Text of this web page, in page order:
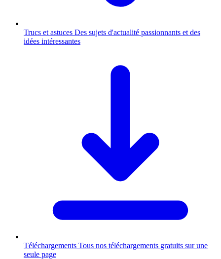
Trucs et astuces Des sujets d'actualité passionnants et des
idées intéressantes
Téléchargements Tous nos téléchargements gratuits sur une
seule page